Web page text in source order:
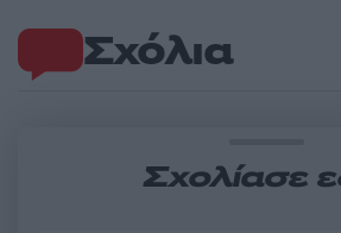
Σχόλια
Σχολίασε